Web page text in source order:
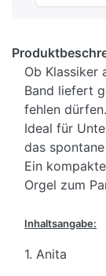
Ob Klassiker
Band liefert
fehlen dürfen.
Ideal für
das
Ein
Orgel zum
Inhaltsangabe:
1. Anita